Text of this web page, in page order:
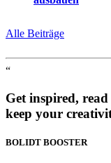
Alle Beiträge
“
Get inspired,
keep your
BOLIDT BOOSTER